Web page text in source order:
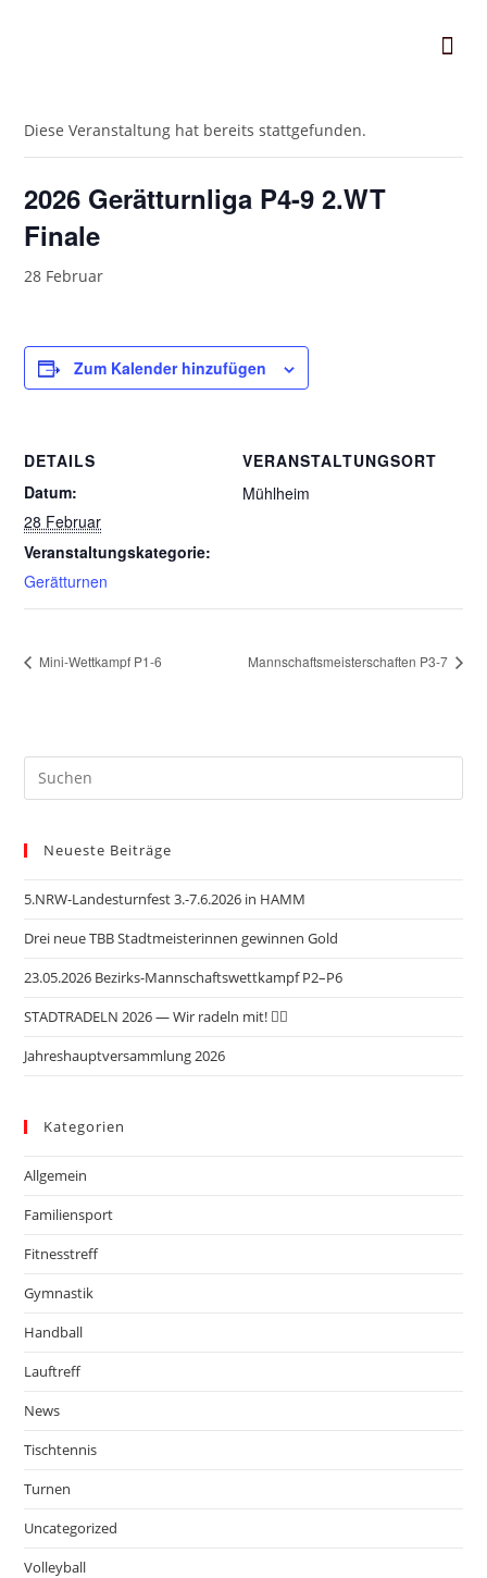
Diese Veranstaltung hat bereits stattgefunden.
2026 Gerätturnliga P4-9 2.WT
Finale
28 Februar
Zum Kalender hinzufügen
DETAILS
Datum:
28 Februar
Veranstaltungskategorie:
Gerätturnen
VERANSTALTUNGSORT
Mühlheim
Mini-Wettkampf P1-6 Mannschaftsmeisterschaften P3-7
Neueste Beiträge
5.NRW-Landesturnfest 3.-7.6.2026 in HAMM
Drei neue TBB Stadtmeisterinnen gewinnen Gold
23.05.2026 Bezirks-Mannschaftswettkampf P2–P6
STADTRADELN 2026 — Wir radeln mit! 🚴‍♂️
Jahreshauptversammlung 2026
Kategorien
Allgemein
Familiensport
Fitnesstreff
Gymnastik
Handball
Lauftreff
News
Tischtennis
Turnen
Uncategorized
Volleyball